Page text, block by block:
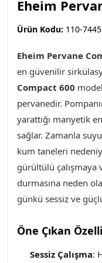
Eheim
Ürün Kodu: 110-
Eheim Pervane
en güvenilir
Compact 600
pervanedir.
yarattığı manyetik
sağlar. Zamanla
kum taneleri
gürültülü çalışmaya
durmasına neden
günkü sessiz ve
Öne Çıkan
Sessiz Çalışma: